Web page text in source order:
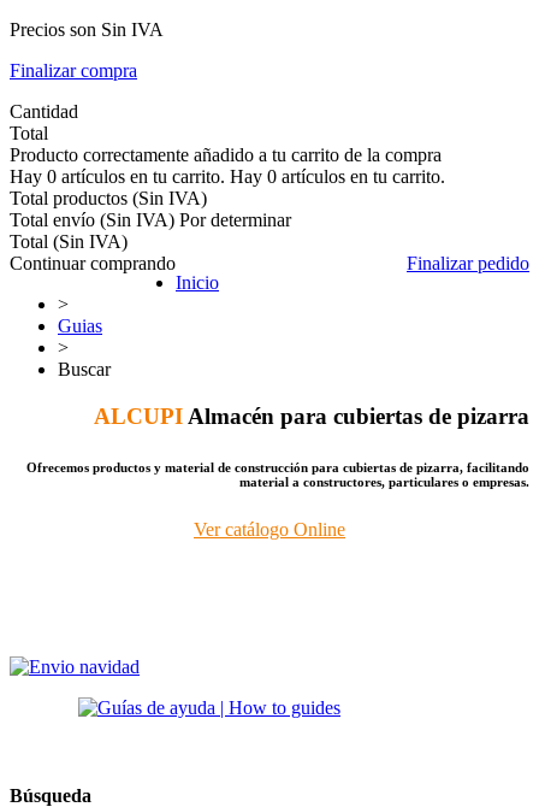
Precios son Sin IVA
Finalizar compra
Cantidad
Total
Producto correctamente añadido a tu carrito de la compra
Hay 0 artículos en tu carrito. Hay 0 artículos en tu carrito.
Total productos (Sin IVA)
Total envío (Sin IVA) Por determinar
Total (Sin IVA)
Continuar comprando
Finalizar pedido
Inicio
>
Guias
>
Buscar
ALCUPI Almacén para cubiertas de pizarra
Ofrecemos productos y material de construcción para cubiertas de pizarra, facilitando
material a constructores, particulares o empresas.
Ver catálogo Online
Búsqueda